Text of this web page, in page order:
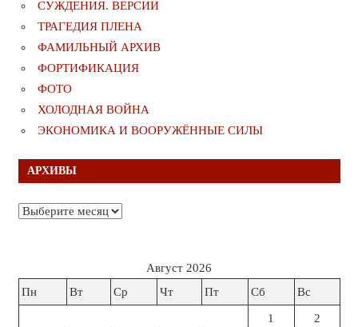
СУЖДЕНИЯ. ВЕРСИИ
ТРАГЕДИЯ ПЛЕНА
ФАМИЛЬНЫЙ АРХИВ
ФОРТИФИКАЦИЯ
ФОТО
ХОЛОДНАЯ ВОЙНА
ЭКОНОМИКА И ВООРУЖЁННЫЕ СИЛЫ
АРХИВЫ
Архивы
Август 2026
Пн
Вт Ср Чт Пт Сб Вс
1 2